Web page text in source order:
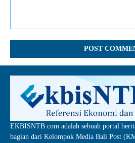
EKBISNTB.com adalah sebuah portal
bagian dari Kelompok Media Bali Post